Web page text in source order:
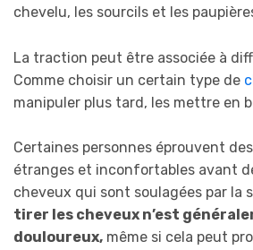
chevelu, les sourcils et les
La traction peut être associée à
Comme choisir un certain type de
manipuler plus tard, les mettre en
Certaines personnes éprouvent
étranges et inconfortables avant
cheveux qui sont soulagées par la
tirer les cheveux n’est
douloureux, même si cela peut